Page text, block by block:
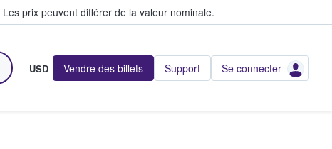
Les prix peuvent différer de la valeur nominale.
USD Vendre des billets Support Se connecter